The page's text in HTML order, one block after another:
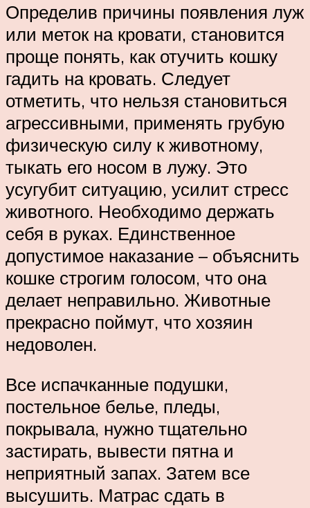
Определив причины появления луж
или меток на кровати, становится
проще понять, как отучить кошку
гадить на кровать. Следует
отметить, что нельзя становиться
агрессивными, применять грубую
физическую силу к животному,
тыкать его носом в лужу. Это
усугубит ситуацию, усилит стресс
животного. Необходимо держать
себя в руках. Единственное
допустимое наказание – объяснить
кошке строгим голосом, что она
делает неправильно. Животные
прекрасно поймут, что хозяин
недоволен.
Все испачканные подушки,
постельное белье, пледы,
покрывала, нужно тщательно
застирать, вывести пятна и
неприятный запах. Затем все
высушить. Матрас сдать в